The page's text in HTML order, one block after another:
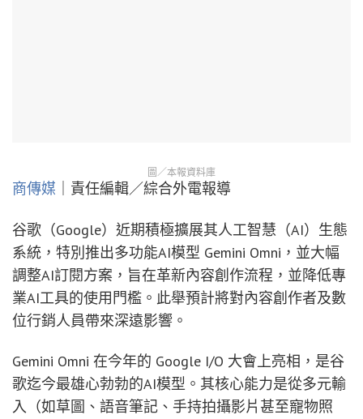
圖／本報資料庫
商傳媒 ｜責任編輯／綜合外電報導
谷歌（Google）近期積極擴展其人工智慧（AI）生態
系統，特別推出多功能AI模型 Gemini Omni，並大幅
調整AI訂閱方案，旨在革新內容創作流程，並降低專
業AI工具的使用門檻。此舉預計將對內容創作者及數
位行銷人員帶來深遠影響。
Gemini Omni 在今年的 Google I/O 大會上亮相，是谷
歌迄今最雄心勃勃的AI模型。其核心能力是從多元輸
入（如草圖、語音筆記、手持拍攝影片甚至寵物照